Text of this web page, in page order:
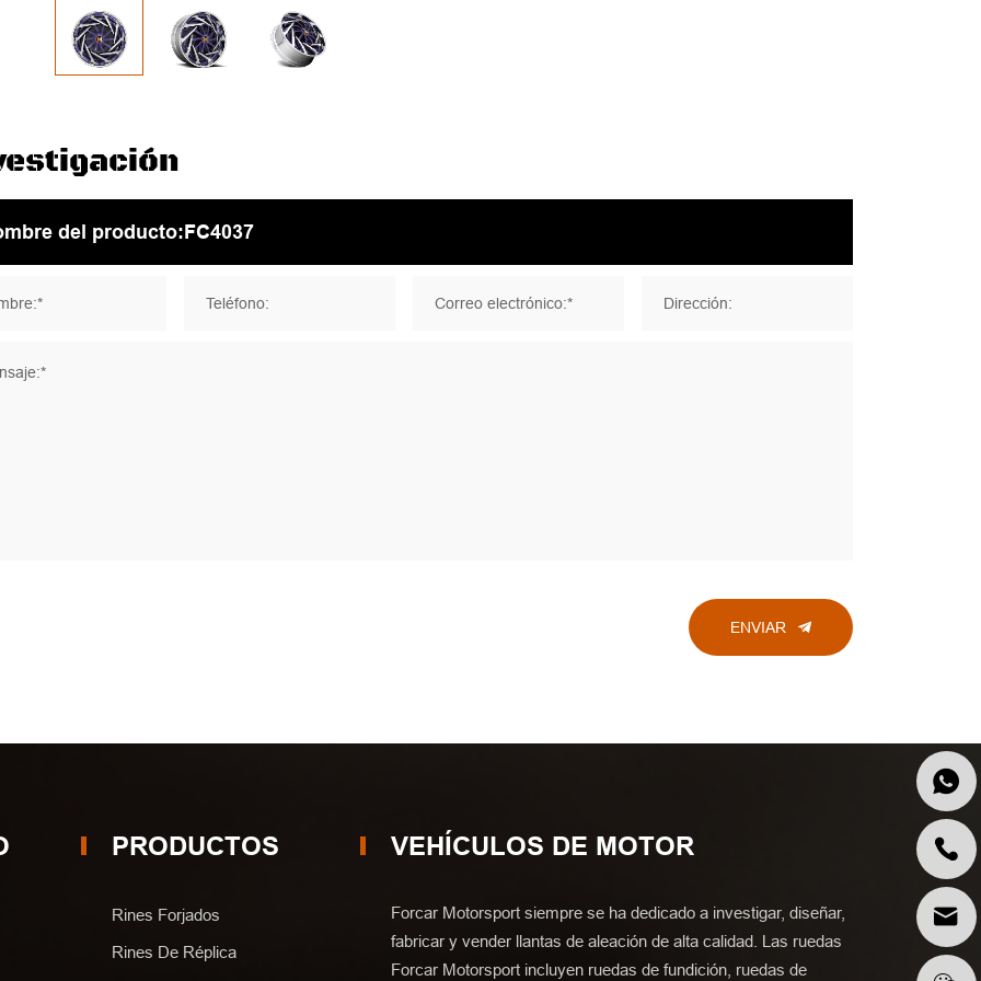
Teléfono: Correo electrónico:* Dirección:
ENVIAR
PRODUCTOS
Rines Forjados
Rines De Réplica
VEHÍCULOS DE MOTOR
Forcar Motorsport siempre se ha dedicado a investigar, diseñar,
fabricar y vender llantas de aleación de alta calidad. Las ruedas
Forcar Motorsport incluyen ruedas de fundición, ruedas de